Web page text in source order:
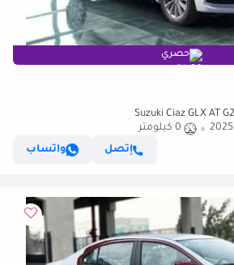
حصري
2025
0 كيلومتر
إتصل
واتساب